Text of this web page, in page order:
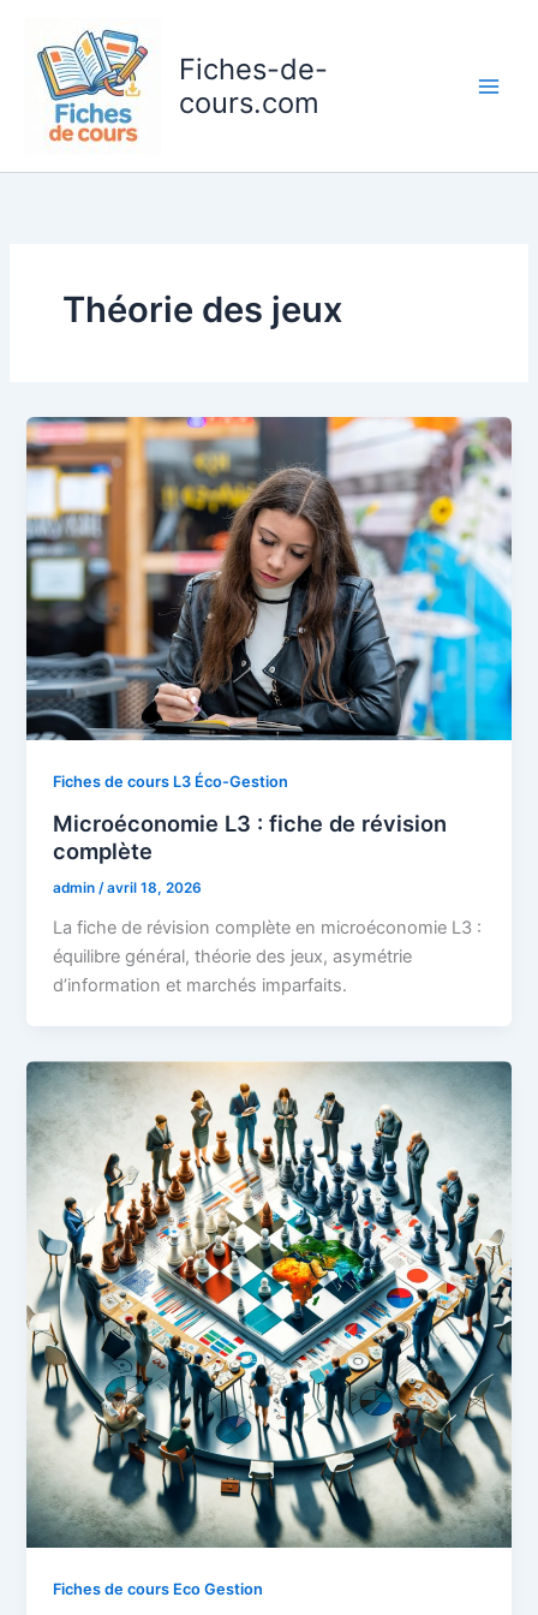
contenu
Fiches-de-
cours.com
Théorie des jeux
Fiches de cours L3 Éco-Gestion
Microéconomie L3 : fiche de révision
complète
admin/avril 18, 2026
La fiche de révision complète en microéconomie L3 :
équilibre général, théorie des jeux, asymétrie
d’information et marchés imparfaits.
Fiches de cours Eco Gestion